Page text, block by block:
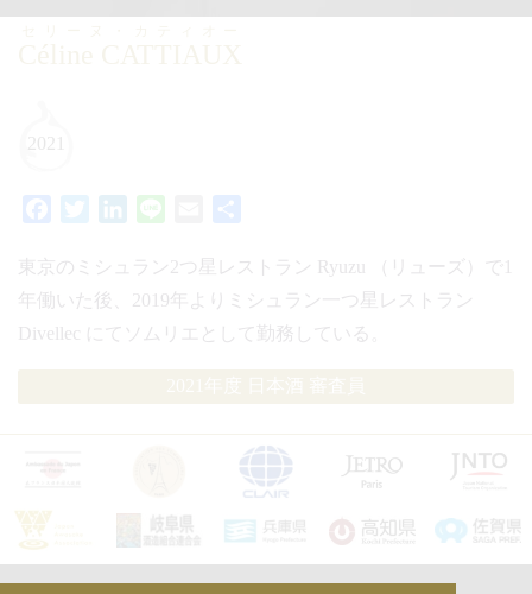
2021
FacebookTwitterLinkedIn Email
東京のミシュラン2つ星レストラン Ryuzu （リューズ）で1
年働いた後、2019年よりミシュラン一つ星レストラン
Divellec にてソムリエとして勤務している。